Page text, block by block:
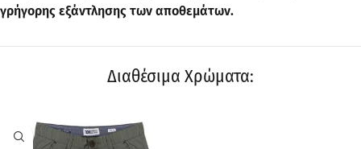
γρήγορης εξάντλησης των αποθεμάτων.
Διαθέσιμα Χρώματα: